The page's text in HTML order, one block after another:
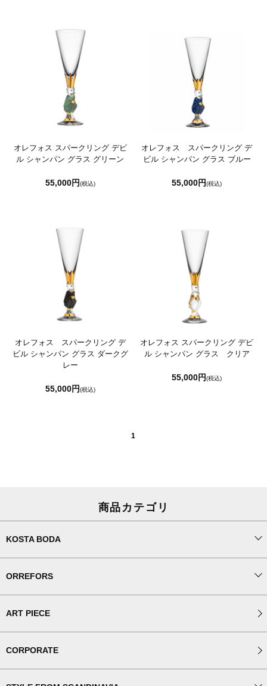
オレフォス スパークリング デビ
ル シャンパン グラス グリーン
55,000円(税込)
オレフォス スパークリング デ
ビル シャンパン グラス ブルー
55,000円(税込)
オレフォス スパークリング デ
ビル シャンパン グラス ダークグ
レー
55,000円(税込)
オレフォス スパークリング デビ
ル シャンパン グラス クリア
55,000円(税込)
1
商品カテゴリ
KOSTA BODA
ORREFORS
ART PIECE
CORPORATE